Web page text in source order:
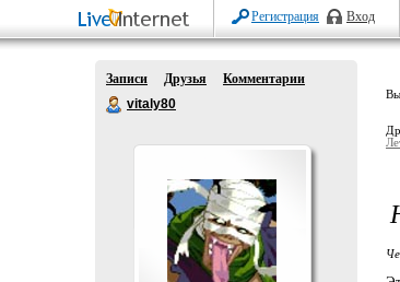
Регистрация Вход
Записи Друзья
Комментарии
vitaly80